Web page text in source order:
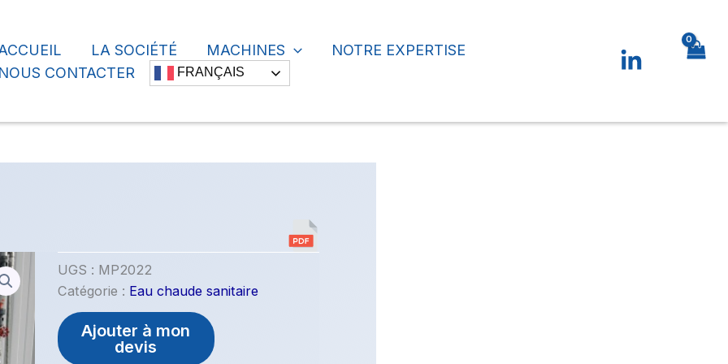
LA SOCIÉTÉ MACHINES
NOTRE EXPERTISE
NOUS CONTACTER
FRANÇAIS
UGS : MP2022
Catégorie : Eau chaude sanitaire
Ajouter à mon
devis